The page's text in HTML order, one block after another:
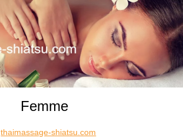
Femme
thaimassage-shiatsu.com